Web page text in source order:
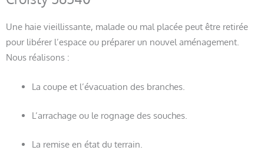
Une haie vieillissante, malade ou mal placée peut être retirée
pour libérer l’espace ou préparer un nouvel aménagement.
Nous réalisons :
La coupe et l’évacuation des branches.
L’arrachage ou le rognage des souches.
La remise en état du terrain.